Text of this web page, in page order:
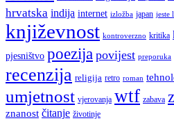
hrvatska indija internet izložba japan jeste
književnost kontroverzno kritika
pjesništvo poezija povijest preporuka
recenzija religija retro roman
umjetnost vjerovanja wtf zabava
znanost čitanje životinje